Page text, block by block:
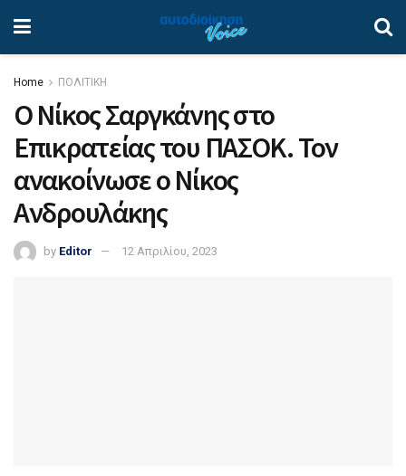
Home ΠΟΛΙΤΙΚΗ
Ο Νίκος Σαργκάνης στο
Επικρατείας του ΠΑΣΟΚ. Τον
ανακοίνωσε ο Νίκος
Ανδρουλάκης
by Editor 12 Απριλίου, 2023